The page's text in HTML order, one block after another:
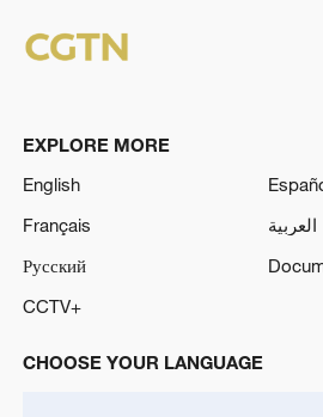
EXPLORE MORE
English
Français
العربية
Русский
CCTV+
CHOOSE YOUR LANGUAGE